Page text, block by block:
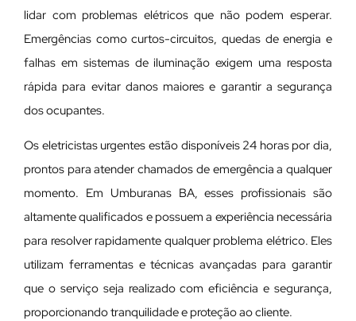
lidar com problemas elétricos que não podem esperar.
Emergências como curtos-circuitos, quedas de energia e
falhas em sistemas de iluminação exigem uma resposta
rápida para evitar danos maiores e garantir a segurança
dos ocupantes.
Os eletricistas urgentes estão disponíveis 24 horas por dia,
prontos para atender chamados de emergência a qualquer
momento. Em Umburanas BA, esses profissionais são
altamente qualificados e possuem a experiência necessária
para resolver rapidamente qualquer problema elétrico. Eles
utilizam ferramentas e técnicas avançadas para garantir
que o serviço seja realizado com eficiência e segurança,
proporcionando tranquilidade e proteção ao cliente.